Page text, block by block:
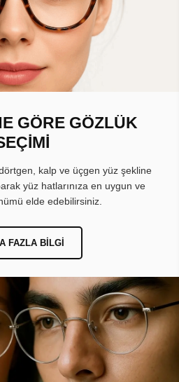
GÖRE GÖZLÜK
kalp ve üçgen yüz şekline
yüz hatlarınıza en uygun ve
elde edebilirsiniz.
FAZLA BILGI